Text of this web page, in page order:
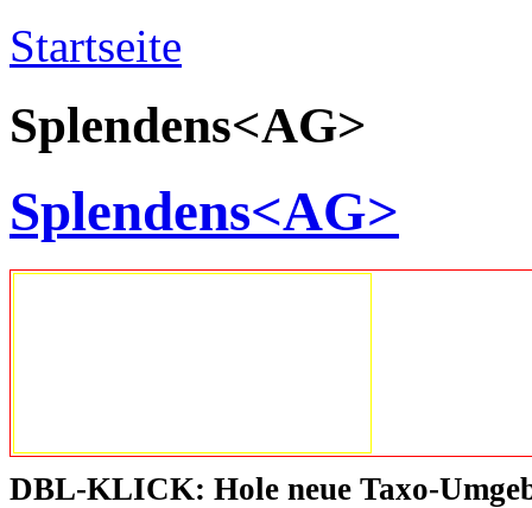
Startseite
Splendens<AG>
Splendens<AG>
DBL-KLICK: Hole neue Taxo-